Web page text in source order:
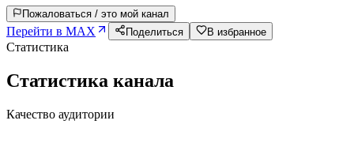
Пожаловаться / это мой канал
Перейти в MAX Поделиться В избранное
Статистика
Статистика канала
Качество аудитории